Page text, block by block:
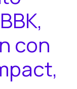
con